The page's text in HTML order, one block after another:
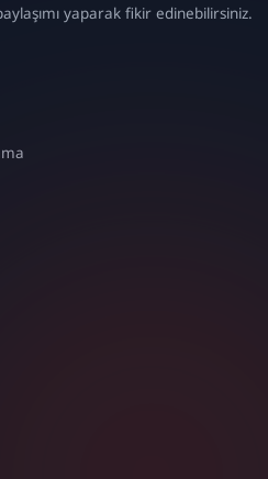
yaparak fikir edinebilirsiniz.